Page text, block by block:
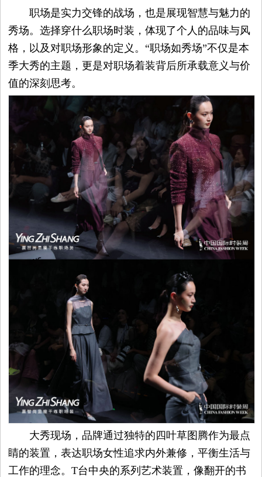
职场是实力交锋的战场，也是展现智慧与魅力的
秀场。选择穿什么职场时装，体现了个人的品味与风
格，以及对职场形象的定义。“职场如秀场”不仅是本
季大秀的主题，更是对职场着装背后所承载意义与价
值的深刻思考。
大秀现场，品牌通过独特的四叶草图腾作为最点
睛的装置，表达职场女性追求内外兼修，平衡生活与
工作的理念。T台中央的系列艺术装置，像翻开的书